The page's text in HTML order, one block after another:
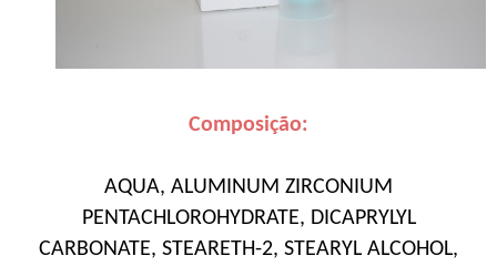
Composição:
AQUA, ALUMINUM ZIRCONIUM
PENTACHLOROHYDRATE, DICAPRYLYL
CARBONATE, STEARETH-2, STEARYL ALCOHOL,